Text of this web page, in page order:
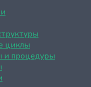
циклы
и процедуры